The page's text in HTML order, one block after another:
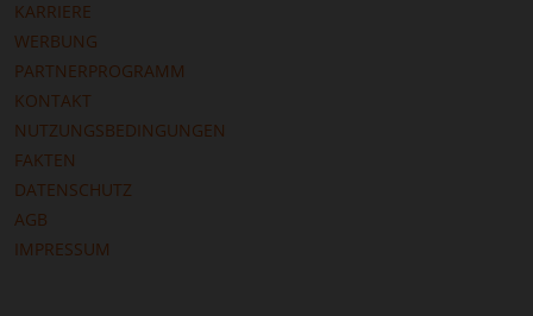
KARRIERE
WERBUNG
PARTNERPROGRAMM
KONTAKT
NUTZUNGSBEDINGUNGEN
FAKTEN
DATENSCHUTZ
AGB
IMPRESSUM